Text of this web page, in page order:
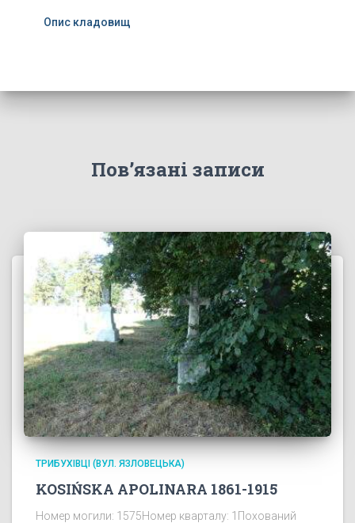
Опис кладовищ
Пов’язані записи
ТРИБУХІВЦІ (ВУЛ. ЯЗЛОВЕЦЬКА)
KOSIŃSKA APOLINARA 1861-1915
Номер могили: 1575Номер кварталу: 1Похований